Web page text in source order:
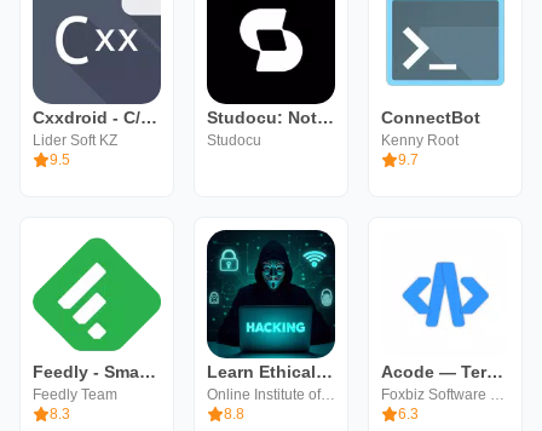
Cxxdroid - C/C++ compiler IDE
Lider Soft KZ
9.5
Studocu: Notes & Practice
Studocu
ConnectBot
Kenny Root
9.7
Feedly - Smarter News Reader
Feedly Team
8.3
Learn Ethical Hacking: HackerX
Online Institute of Learning & Growth
8.8
Acode — Terminal & AI Coding
Foxbiz Software Pvt. Ltd.
6.3